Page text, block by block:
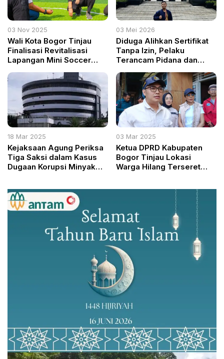
03 Nov 2025
Wali Kota Bogor Tinjau
Finalisasi Revitalisasi
Lapangan Mini Soccer
03 Mei 2026
Diduga Alihkan Sertifikat
Tanpa Izin, Pelaku
Terancam Pidana dan
Dilelang
18 Mar 2025
Kejaksaan Agung Periksa
Tiga Saksi dalam Kasus
Dugaan Korupsi Minyak
03 Mar 2025
Ketua DPRD Kabupaten
Bogor Tinjau Lokasi
Warga Hilang Terseret